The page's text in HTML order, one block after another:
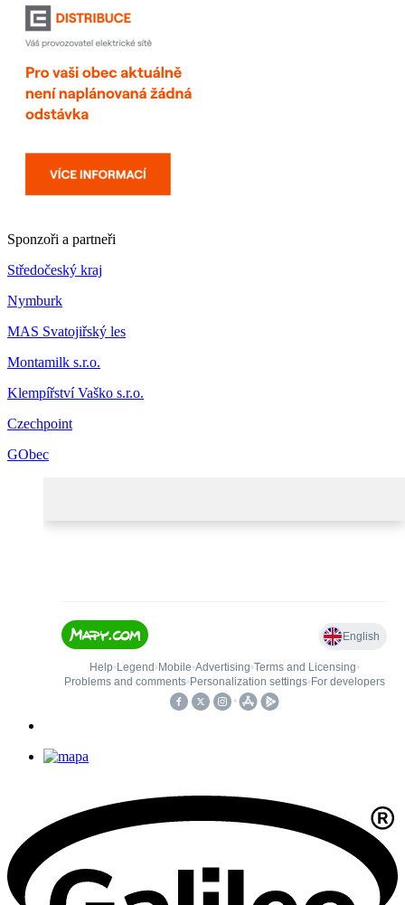
Sponzoři a partneři
Středočeský kraj
Nymburk
MAS Svatojiřský les
Montamilk s.r.o.
Klempířství Vaško s.r.o.
Czechpoint
GObec